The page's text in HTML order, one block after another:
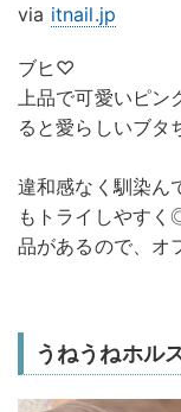
via itnail.jp
ブヒ♡
上品で可愛いピン
ると愛らしいブタ
違和感なく馴染ん
もトライしやす
品があるので、オ
うねうねホル